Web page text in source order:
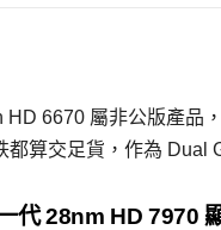
HD 6670 屬非公版產品
都算交足貨，作為 Dual
代 28nm HD 7970